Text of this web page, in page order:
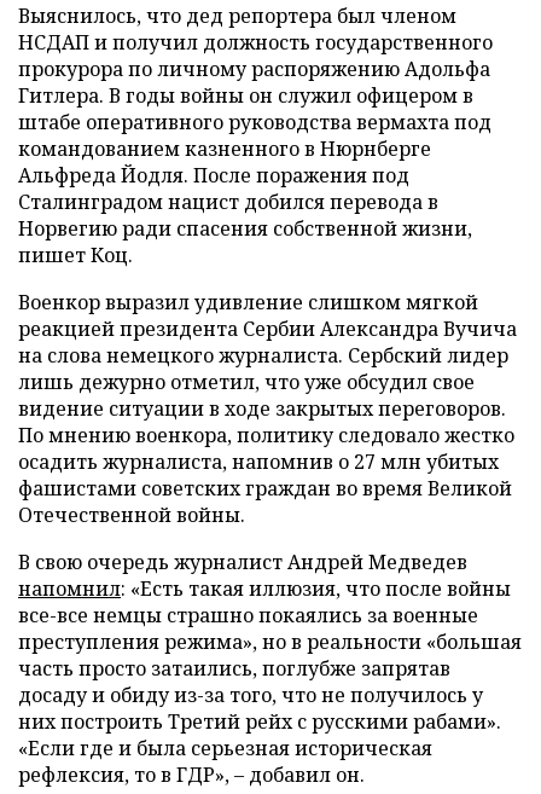
Выяснилось, что дед репортера был членом
НСДАП и получил должность государственного
прокурора по личному распоряжению Адольфа
Гитлера. В годы войны он служил офицером в
штабе оперативного руководства вермахта под
командованием казненного в Нюрнберге
Альфреда Йодля. После поражения под
Сталинградом нацист добился перевода в
Норвегию ради спасения собственной жизни,
пишет Коц.
Военкор выразил удивление слишком мягкой
реакцией президента Сербии Александра Вучича
на слова немецкого журналиста. Сербский лидер
лишь дежурно отметил, что уже обсудил свое
видение ситуации в ходе закрытых переговоров.
По мнению военкора, политику следовало жестко
осадить журналиста, напомнив о 27 млн убитых
фашистами советских граждан во время Великой
Отечественной войны.
В свою очередь журналист Андрей Медведев
напомнил: «Есть такая иллюзия, что после войны
все-все немцы страшно покаялись за военные
преступления режима», но в реальности «большая
часть просто затаились, поглубже запрятав
досаду и обиду из-за того, что не получилось у
них построить Третий рейх с русскими рабами».
«Если где и была серьезная историческая
рефлексия, то в ГДР», – добавил он.